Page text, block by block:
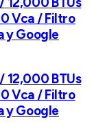
Vca / Filtro
y Google
12,000 BTUs
Vca / Filtro
y Google